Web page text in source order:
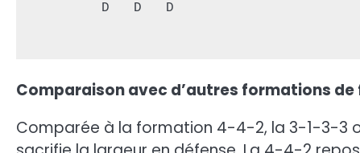
        D   D   D
Comparaison avec d’autres formations
Comparée à la formation 4-4-2, la 3-1-3-3